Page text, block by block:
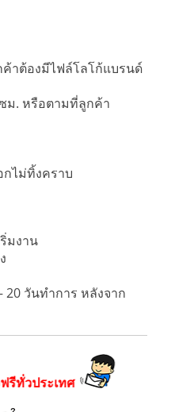
าต้องมีไฟล์โลโก้แบรนด์
ม. หรือตามที่ลูกค้า
ไม่ทิ้งคราบ
มงาน
20 วันทำการ หลังจาก
ะเทศ